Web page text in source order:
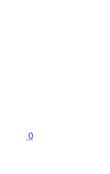
0